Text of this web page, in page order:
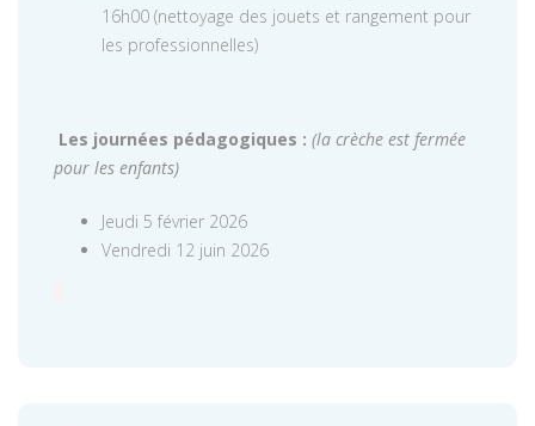
16h00 (nettoyage des jouets et rangement pour
les professionnelles)
Les journées pédagogiques : (la crèche est fermée
pour les enfants)
Jeudi 5 février 2026
Vendredi 12 juin 2026